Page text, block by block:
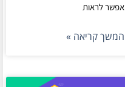
אפשר לראות
המשך קריאה »